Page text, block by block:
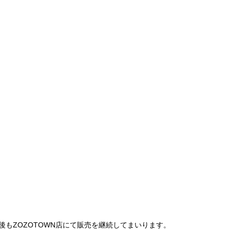
ZOZOTOWN店にて販売を継続してまいります。